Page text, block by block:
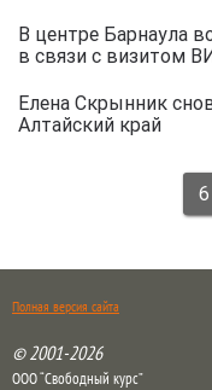
В центре Барнаула
в связи с визитом
Елена Скрынник
Алтайский край
6
Полная версия сайта
© 2001-2026
ООО “Свободный курс”